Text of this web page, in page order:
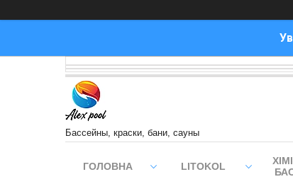
Бассейны, краски, бани, сауны
ГОЛОВНА LITOKOL